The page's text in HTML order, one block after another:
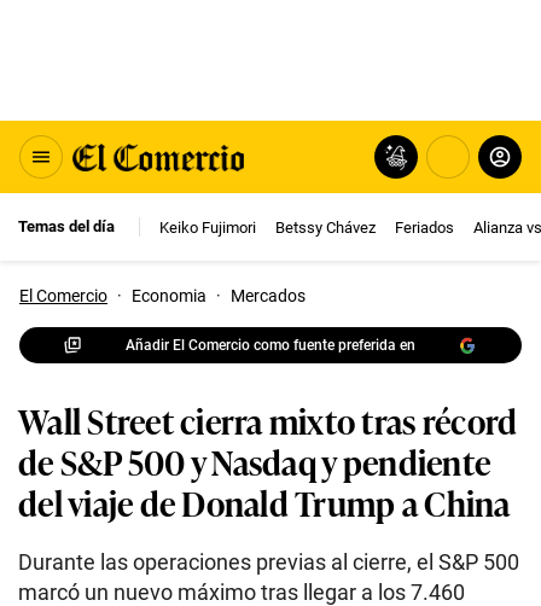
Temas del día Keiko Fujimori Betssy Chávez Feriados Alianza
El Comercio · Economia · Mercados
Añadir El Comercio como fuente preferida en
Wall Street cierra mixto tras récord
de S&P 500 y Nasdaq y pendiente
del viaje de Donald Trump a China
Durante las operaciones previas al cierre, el S&P 500
marcó un nuevo máximo tras llegar a los 7.460